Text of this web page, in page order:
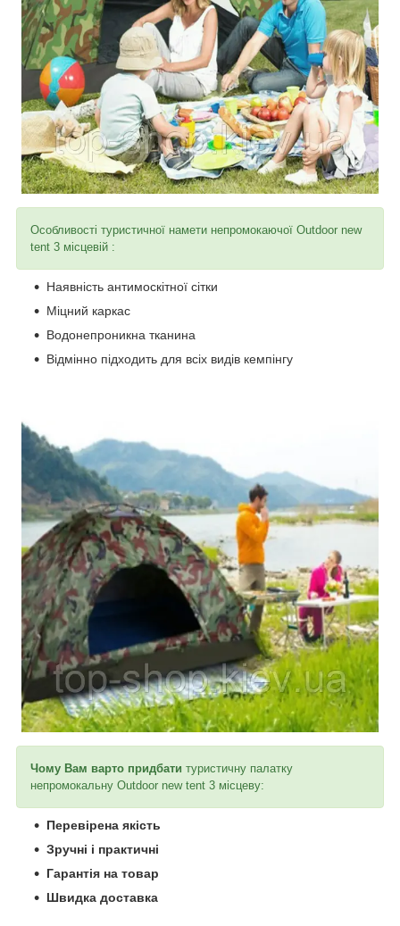
Особливості туристичної намети непромокаючої Outdoor new
tent 3 місцевій :
Наявність антимоскітної сітки
Міцний каркас
Водонепроникна тканина
Відмінно підходить для всіх видів кемпінгу
Чому Вам варто придбати туристичну палатку
непромокальну Outdoor new tent 3 місцеву:
Перевірена якість
Зручні і практичні
Гарантія на товар
Швидка доставка